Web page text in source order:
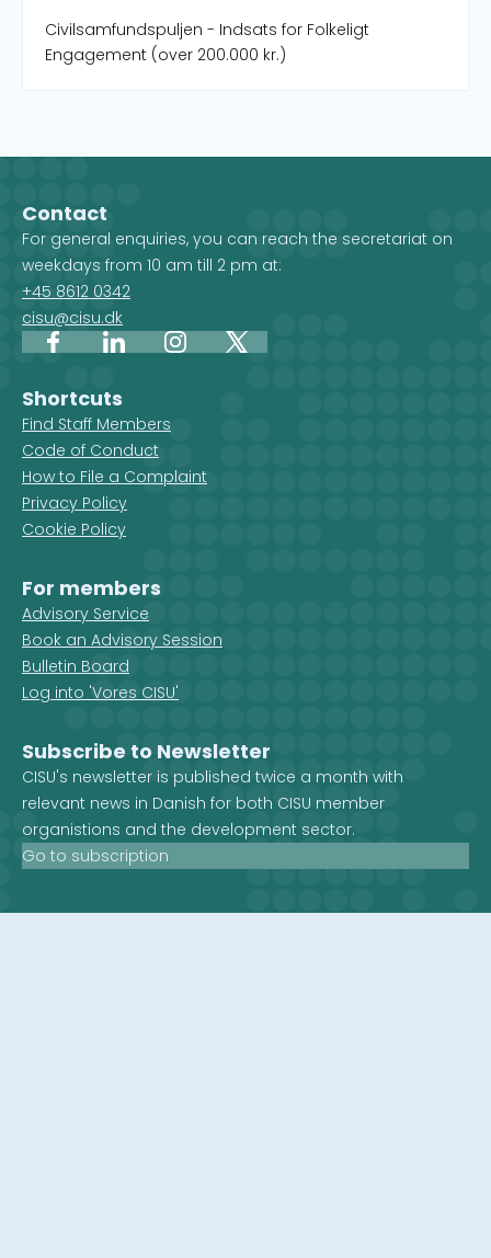
Civilsamfundspuljen - Indsats for Folkeligt
Engagement (over 200.000 kr.)
Contact
For general enquiries, you can reach the secretariat on
weekdays from 10 am till 2 pm at:
+45 8612 0342
cisu@cisu.dk
FacebookLinkedInInstagram
X
Shortcuts
Find Staff Members
Code of Conduct
How to File a Complaint
Privacy Policy
Cookie Policy
For members
Advisory Service
Book an Advisory Session
Bulletin Board
Log into 'Vores CISU'
Subscribe to Newsletter
CISU's newsletter is published twice a month with
relevant news in Danish for both CISU member
organistions and the development sector.
Go to subscription